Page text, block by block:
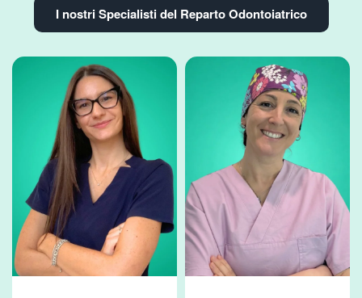
I nostri Specialisti del Reparto Odontoiatrico